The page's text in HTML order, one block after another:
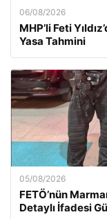
06/08/2026
MHP’li Feti
Yasa Tahmini
05/08/2026
FETÖ’nün
Detaylı İfadesi